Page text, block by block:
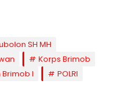
SH MH
Korps Brimob
I
POLRI